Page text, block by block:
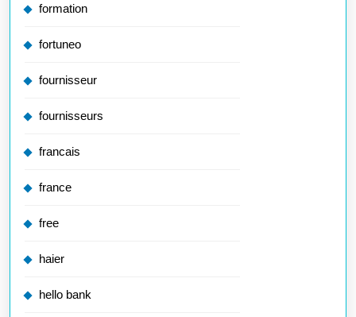
formation
fortuneo
fournisseur
fournisseurs
francais
france
free
haier
hello bank